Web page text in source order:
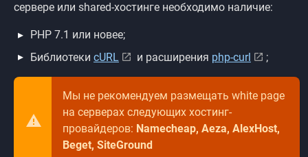
сервере или shared-хостинге необходимо наличие:
PHP 7.1 или новее;
Библиотеки cURL и расширения php-curl ;
Мы не рекомендуем размещать white page
на серверах следующих хостинг-
провайдеров: Namecheap, Aeza, AlexHost,
Beget, SiteGround